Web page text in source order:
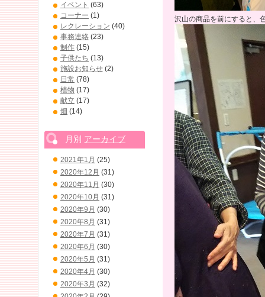
沢山の商品を前にすると、
イベント (63)
コーナー (1)
レクレーション (40)
事務連絡 (23)
制作 (15)
子供たち (13)
施設お知らせ (2)
日常 (78)
植物 (17)
献立 (17)
畑 (14)
月別 アーカイブ
2021年1月 (25)
2020年12月 (31)
2020年11月 (30)
2020年10月 (31)
2020年9月 (30)
2020年8月 (31)
2020年7月 (31)
2020年6月 (30)
2020年5月 (31)
2020年4月 (30)
2020年3月 (32)